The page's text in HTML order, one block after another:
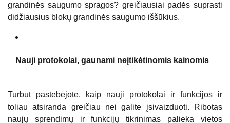
grandinės saugumo spragos? greičiausiai padės suprasti
didžiausius blokų grandinės saugumo iššūkius.
Nauji protokolai, gaunami neįtikėtinomis kainomis
Turbūt pastebėjote, kaip nauji protokolai ir funkcijos ir
toliau atsiranda greičiau nei galite įsivaizduoti. Ribotas
naujų sprendimų ir funkcijų tikrinimas palieka vietos